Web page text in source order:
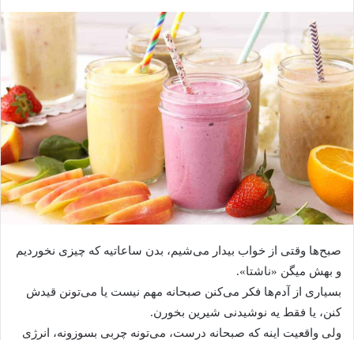
ایمیل
صبح‌ها وقتی از خواب بیدار می‌شیم، بدن ساعاتیه که چیزی نخوردیم
و بهش میگن «ناشتا».
بسیاری از آدم‌ها فکر می‌کنن صبحانه مهم نیست یا می‌تونن قیدش
کنن، یا فقط یه نوشیدنی شیرین بخورن.
ولی واقعیت اینه که صبحانه درست، می‌تونه چربی بسوزونه، انرژی